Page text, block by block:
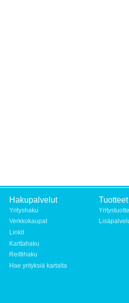
Hakupalvelut
Yrityshaku
Verkkokaupat
Linkit
Karttahaku
Reittihaku
Hae yrityksiä kartalta